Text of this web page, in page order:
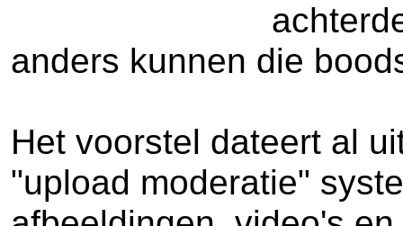
anders kunnen die
Het voorstel dateert al
"upload moderatie"